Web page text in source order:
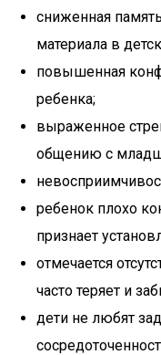
сниженная
материала в
повышенная
ребенка;
выраженное
общению с
ребенок плохо
признает
отмечается
часто теряет и
дети не любят